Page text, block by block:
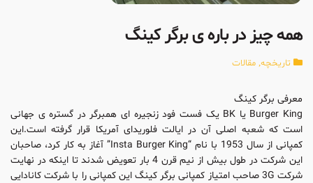
همه چیز در باره ی برگر کینگ
تاریخچه, مقالات
معرفی برگر کینگ
Burger King یا BK یک فست فود زنجیره ای همبرگر در گستره ی جهانی
است که شعبه اصلی آن در ایالت فلوریدای آمریکا قرار گرفته است.این
کمپانی از سال 1953 با نام “Insta Burger King” آغاز به کار کرد، صاحبان
این شرکت در طول بیش از نیم قرن 4 بار تعویض شدند تا اینکه در نهایت
شرکت 3G صاحب امتیاز کمپانی برگر کینگ این کمپانی را با شرکت کانادایی